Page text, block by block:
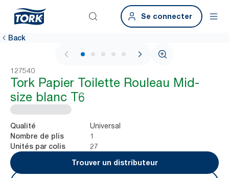
Se connecter
Back
1 / 5
127540
Tork Papier Toilette Rouleau Mid-
size blanc T6
Qualité Universal
Nombre de plis 1
Unités par colis
27
Trouver un distributeur